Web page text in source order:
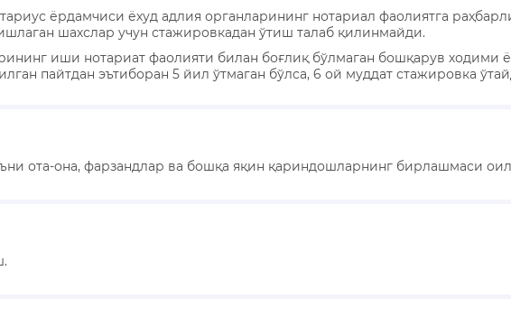
ёрдамчиси ёхуд адлия органларининг нотариал фаолиятга
шахслар учун стажировкадан ўтиш талаб қилинмайди.
иши нотариат фаолияти билан боғлиқ бўлмаган бошқарув ходими
пайтдан эътиборан 5 йил ўтмаган бўлса, 6 ой муддат стажировка
ота-она, фарзандлар ва бошқа яқин қариндошларнинг бирлашмаси